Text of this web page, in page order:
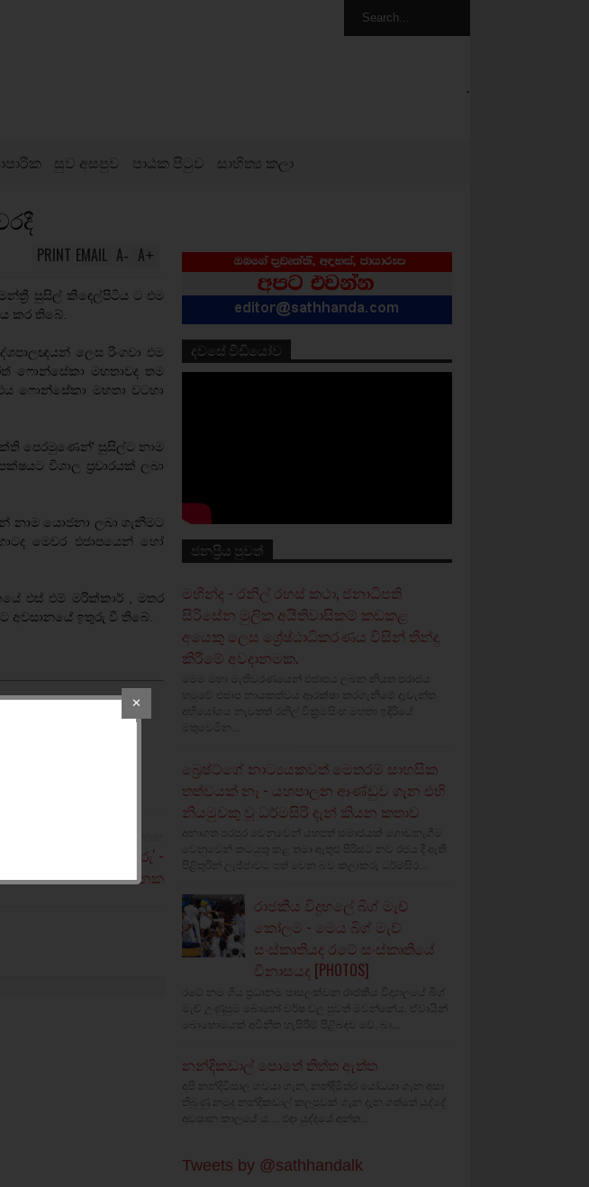
.
සුව අසපුව පාඨක පිටුව සාහිත්‍ය කලා
A+
A-
EMAIL
PRINT
සුසිල් කි‍ඳෙල්පිටිය ට එම
කර තිබේ.
ලෙස රිංගවා එම
ෆොන්සේකා මහතාවද තම
ෆොන්සේකා මහතා වටහා
පෙරමුණෙන්' සුසිල්ට නාම
විශාල ප්‍රචාරයක් ලබා
නාම යොජනා ලබා ගැනීමට
මෙවර එජාපයෙන් හෝ
එස් එම් මරික්කාර් , මතර
අවසානයේ ඉතුරු වී තිබේ.
ගිය කතා බොරු' -
ජනක
දවසේ වීඩියෝව
ජනප්‍රිය පුවත්
මහින්ද - රනිල් රහස් කථා, ජනාධිපති
සිරිසේන මුලික අයිතිවාසිකම් කඩකළ
අයෙකු ලෙස ශ්‍රේෂ්ඨාධිකරණය විසින් තීන්දු
කිරීමේ අවදානමක.
මෙම මහා මැතිවරණයෙන් එජාපය ලබන නියත පරාජය
හමුවේ එජාප නායකත්වය ආරක්ෂා කරගැනීමේ දැවැන්ත
අභියෝගය නැවතත් රනිල් වික්‍රමසිංහ මහතා ඉදිරියේ
මතුවෙමින...
බ්‍රෙෂ්ට්ගේ නාට්‍යයකවත් මෙතරම් සාහසික
තත්වයක් නෑ - යහපාලන ආණ්ඩුව ගැන එහි
නියමුවකු වූ ධර්මසිරි දැන් කියන කතාව
අනාගත පරපුර වෙනුවෙන් යහපත් සමාජයක් ගොඩනැගීම
වෙනුවෙන් කටයුතු කළ තමා ඇතුළු පිරිසට නව රජය දී ඇති
පිළිතුරින් ලැජ්ජාවට පත් වෙන බව කලාකරු ධර්මසිර...
රාජකීය විදුහලේ බිග් මැච්
කෝලම - මෙය බිග් මැච්
සංස්කෘතියද රටේ සංස්කෘතියේ
විනාසයද [PHOTOS]
රටේ නම ගිය ප්‍රධානම පාසලක්වන රාජකීය විද්‍යාලයේ බිග්
මැච් උණුසුම බොහෝ වර්ෂ වල පුවත් මවන්නේය. ඒවායින්
බොහොමයක් අවිනීත හැසිරීම් පිළිබඳව වේ. බා...
නන්දිකඩාල් පොතේ තිත්ත ඇත්ත
අපි නන්දිවිසාල ගවයා ගැන, නන්දිමිත්ර යෝධයා ගැන අසා
තිබුණු නමුදු නන්දිකඩාල් කලපුවක් ගැන දැන ගත්තේ යුද්දේ
අවසාන කාලයේ ය.... එදා යුද්දයේ අන්ත...
Tweets by @sathhandalk
✕